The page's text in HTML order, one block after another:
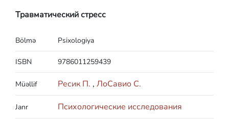
Травматический стресс
Bölmə Psixologiya
ISBN 9786011259439
Müəllif Ресик П. , ЛоСавио С.
Janr Психологические исследования